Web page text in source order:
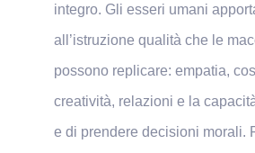
integro. Gli esseri umani
all’istruzione qualità che le
possono replicare: empatia,
creatività, relazioni e la
e di prendere decisioni morali.